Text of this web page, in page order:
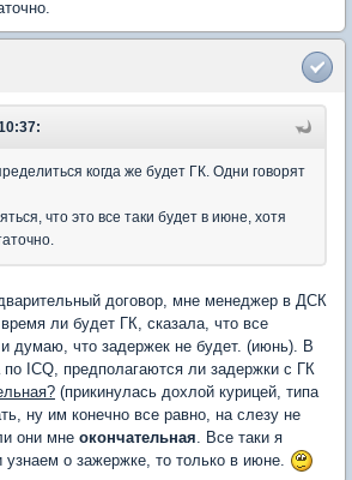
когда же будет ГК. Одни говорят
что это все таки будет в июне, хотя
договор, мне менеджер в ДСК
ли будет ГК, сказала, что все
и думаю, что задержек не будет. (июнь). В
ICQ, предполагаются ли задержки с ГК
(прикинулась дохлой курицей, типа
ну им конечно все равно, на слезу не
они мне окончательная . Все таки я
о зажержке, то только в июне.